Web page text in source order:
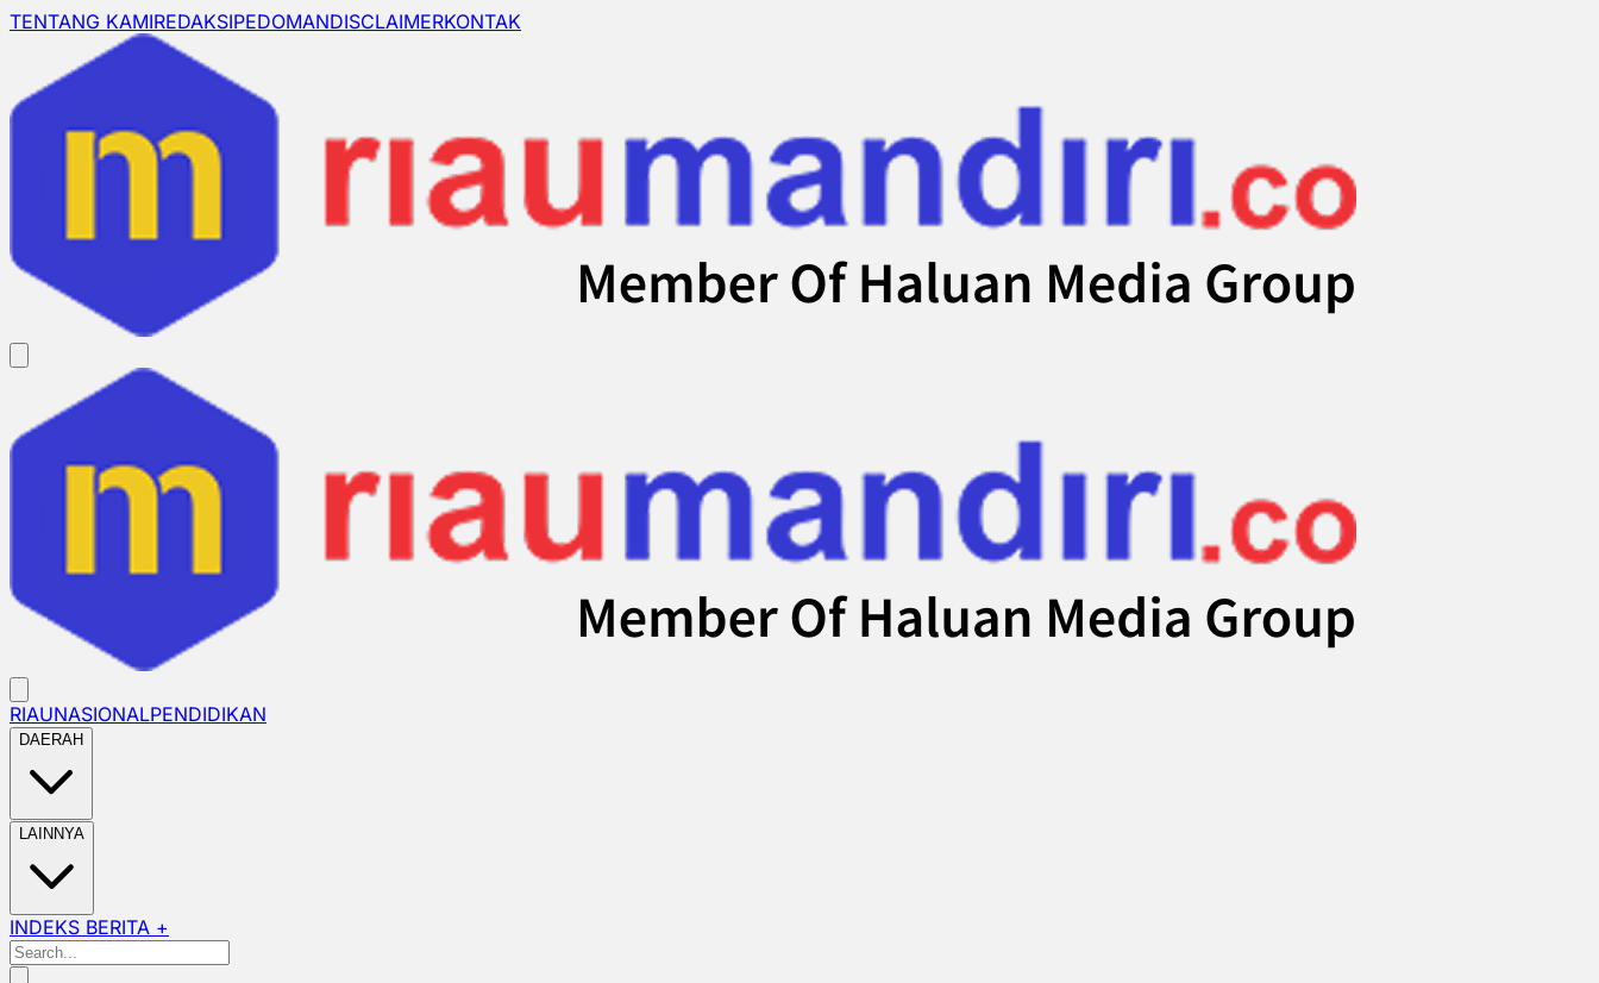
TENTANG KAMIREDAKSIPEDOMANDISCLAIMERKONTAK
RIAUNASIONALPENDIDIKAN
DAERAH
LAINNYA
INDEKS BERITA +